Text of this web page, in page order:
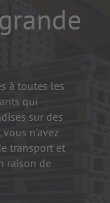
à toutes les
qui
sur des
vous n'avez
transport et
raison de